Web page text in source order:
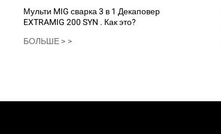
Мульти MIG сварка 3 в 1 Декаповер
EXTRAMIG 200 SYN . Как это?
БОЛЬШЕ > >